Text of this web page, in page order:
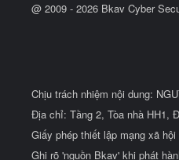
@ 2009 - 2026 Bkav Cyber
Chịu trách nhiệm nội dung:
Địa chỉ: Tầng 2, Tòa nhà HH1,
Giấy phép thiết lập mạng xã
Ghi rõ 'nguồn Bkav' khi phát